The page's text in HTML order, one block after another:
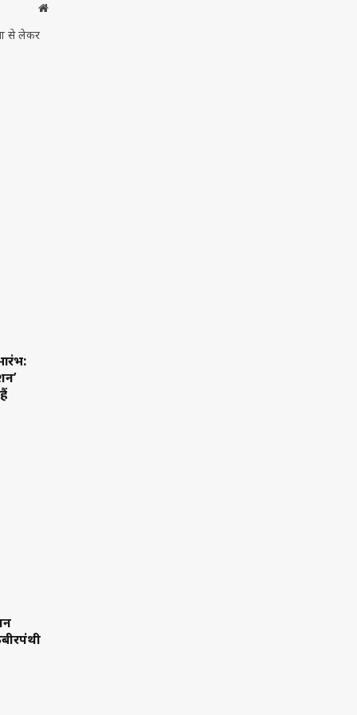
Website
से लेकर